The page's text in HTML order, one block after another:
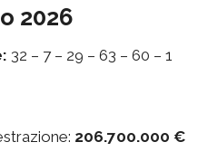
2026
32 – 7 – 29 – 63 – 60 – 1
206.700.000 €